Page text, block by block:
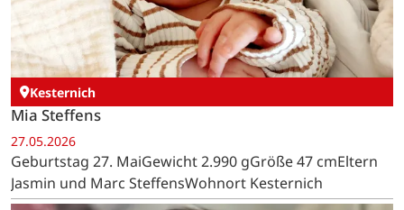
Kesternich
Mia Steffens
27.05.2026
Geburtstag 27. MaiGewicht 2.990 gGröße 47 cmEltern
Jasmin und Marc SteffensWohnort Kesternich